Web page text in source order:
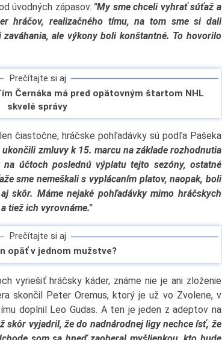
úvodných zápasov. "My sme chceli vyhrať súťaž a
hráčov, realizačného tímu, na tom sme si dali
ale výkony boli konštantné. To hovorilo
Prečítajte si aj
Černáka má pred opätovným štartom NHL
skvelé správy
čiastočne, hráčske pohľadávky sú podľa Pašeka
ukončili zmluvy k 15. marcu na základe rozhodnutia
účtoch poslednú výplatu tejto sezóny, ostatné
sme nemeškali s vyplácaním platov, naopak, boli
skôr. Máme nejaké pohľadávky mimo hráčskych
tiež ich vyrovnáme."
Prečítajte si aj
opäť v jednom mužstve?
vyriešiť hráčsky káder, známe nie je ani zloženie
skončil Peter Oremus, ktorý je už vo Zvolene, v
doplnil Leo Gudas. A ten je jeden z adeptov na
skôr vyjadril, že do nadnárodnej ligy nechce ísť, že